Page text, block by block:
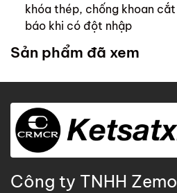
khóa thép, chống khoan
báo khi có đột nhập
Sản phẩm đã xem
Công ty TNHH